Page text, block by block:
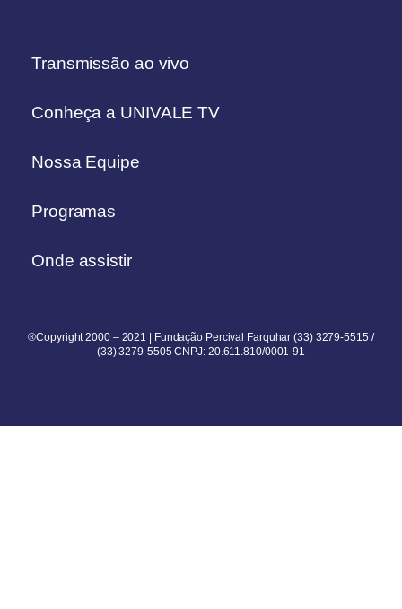
Transmissão ao vivo
Conheça a UNIVALE TV
Nossa Equipe
Programas
Onde assistir
®Copyright 2000 – 2021 | Fundação Percival Farquhar (33) 3279-5515 /
(33) 3279-5505 CNPJ: 20.611.810/0001-91